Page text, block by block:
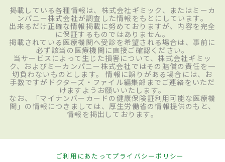
掲載している各種情報は、株式会社ギミック、またはミーカ
ンパニー株式会社が調査した情報をもとにしています。
出来るだけ正確な情報掲載に努めておりますが、内容を完全
に保証するものではありません。
掲載されている医療機関へ受診を希望される場合は、事前に
必ず該当の医療機関に直接ご確認ください。
当サービスによって生じた損害について、株式会社ギミッ
ク、およびミーカンパニー株式会社ではその賠償の責任を一
切負わないものとします。 情報に誤りがある場合には、お
手数ですがドクターズ・ファイル編集部までご連絡をいただ
けますようお願いいたします。
なお、「マイナンバーカードの健康保険証利用可能な医療機
関」の情報につきましては、厚生労働省の情報提供のもと、
情報を掲出しております。
ご利用にあたってプライバシーポリシー